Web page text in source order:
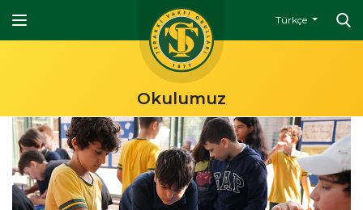
Türkçe
Okulumuz